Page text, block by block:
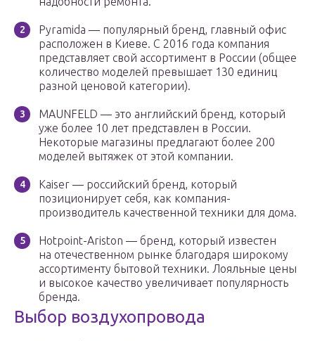
Pyramida — популярный бренд, главный офис
расположен в Киеве. С 2016 года компания
представляет свой ассортимент в России (общее
количество моделей превышает 130 единиц
разной ценовой категории).
MAUNFELD — это английский бренд, который
уже более 10 лет представлен в России.
Некоторые магазины предлагают более 200
моделей вытяжек от этой компании.
Kaiser — российский бренд, который
позиционирует себя, как компания-
производитель качественной техники для дома.
Hotpoint-Ariston — бренд, который известен
на отечественном рынке благодаря широкому
ассортименту бытовой техники. Лояльные цены
и высокое качество увеличивает популярность
бренда.
Выбор воздухопровода